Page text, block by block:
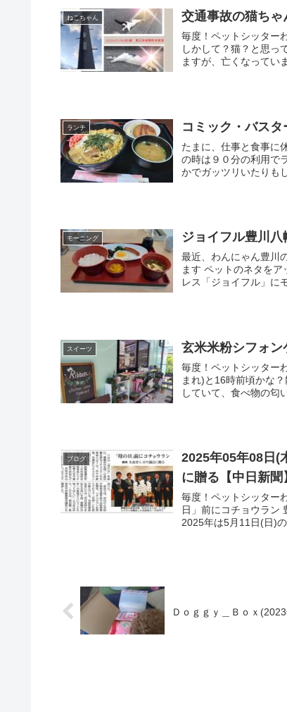
ねこちゃん 交通事故の猫ち
毎度！ペットシッター
しかして？猫？と思っ
ますが、亡くなってい
ランチ コミック・バスタ
たまに、仕事と食事に
の時は９０分の利用で
かでガッツリいたりも
モーニング ジョイフル豊川
最近、わんにゃん豊川
ます ペットのネタを
レス「ジョイフル」に
スイーツ 玄米米粉シフォン
毎度！ペットシッター
まれ)と16時前頃かな
していて、食べ物の匂
ブログ
2025年05年08日(
に贈る【中日新聞
毎度！ペットシッター
日」前にコチョウラン
2025年は5月11日(日)
Ｄｏｇｇｙ＿Ｂｏｘ